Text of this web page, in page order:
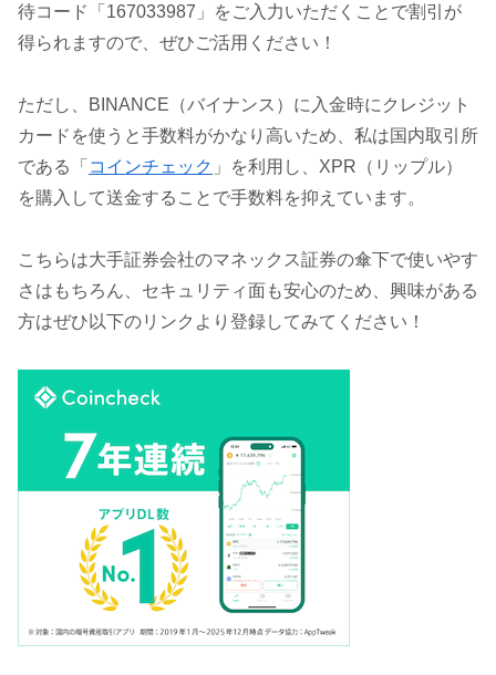
待コード「167033987」をご入力いただくことで割引が
得られますので、ぜひご活用ください！
ただし、BINANCE（バイナンス）に入金時にクレジット
カードを使うと手数料がかなり高いため、私は国内取引所
である「 コインチェック 」を利用し、XPR（リップル）
を購入して送金することで手数料を抑えています。
こちらは大手証券会社のマネックス証券の傘下で使いやす
さはもちろん、セキュリティ面も安心のため、興味がある
方はぜひ以下のリンクより登録してみてください！